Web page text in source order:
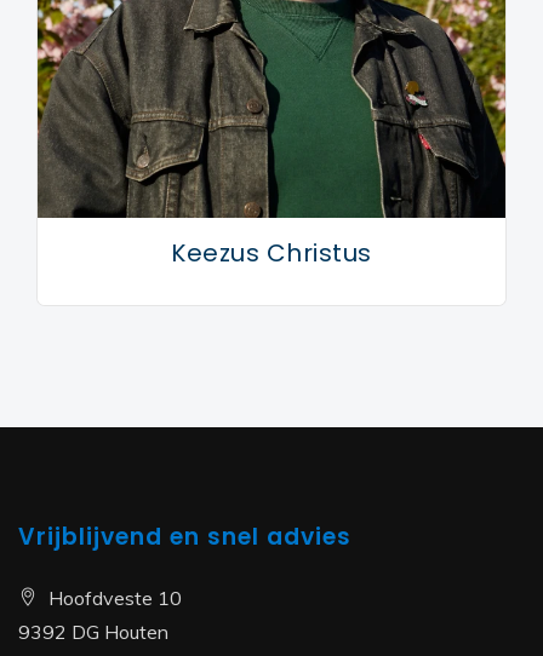
Keezus Christus
Vrijblijvend en snel advies
Hoofdveste 10
9392 DG Houten